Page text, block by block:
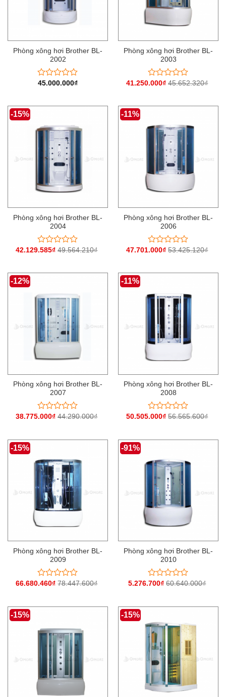
Phòng xông hơi Brother BL-
2002
Được
0
sao
45.000.000₫
Phòng xông hơi Brother BL-
2003
Được
0
sao
41.250.000₫ 45.652.320₫
-15%
Phòng xông hơi Brother BL-
2004
Được
0
42.129.585₫ 49.564.210₫
-11%
Phòng xông hơi Brother BL-
2006
Được
0
47.701.000₫ 53.425.120₫
-12%
Phòng xông hơi Brother BL-
2007
Được
0
sao
38.775.000₫ 44.290.000₫
-11%
Phòng xông hơi Brother BL-
2008
Được
0
sao
50.505.000₫ 56.565.600₫
-15%
Phòng xông hơi Brother BL-
2009
Được
0
66.680.460₫ 78.447.600₫
-91%
Phòng xông hơi Brother BL-
2010
Được
0
sao
5.276.700₫ 60.640.000₫
-15% -15%